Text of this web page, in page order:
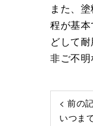
また、
程が基
どして
非ご不明
< 前の
いつま